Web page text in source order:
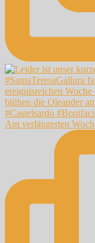
Am verlängerten